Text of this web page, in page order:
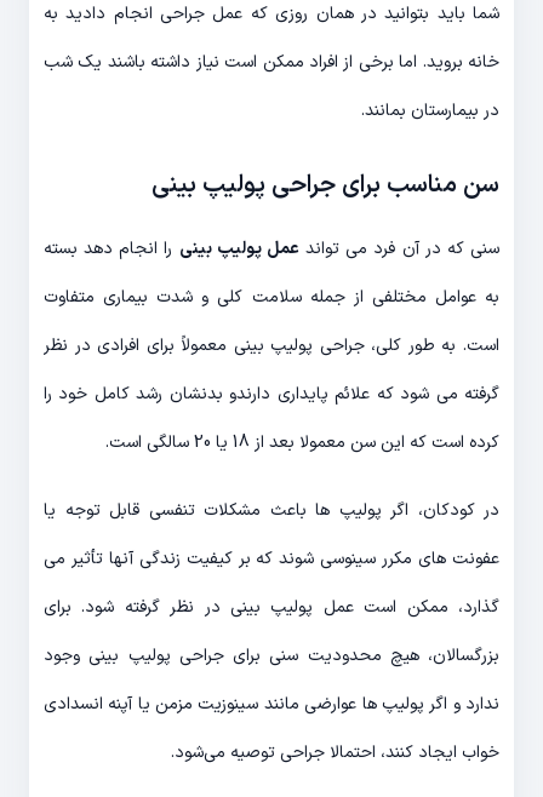
شما باید بتوانید در همان روزی که عمل جراحی انجام دادید به
خانه بروید. اما برخی از افراد ممکن است نیاز داشته باشند یک شب
در بیمارستان بمانند.
سن مناسب برای جراحی پولیپ بینی
سنی که در آن فرد می تواند عمل پولیپ بینی را انجام دهد بسته
به عوامل مختلفی از جمله سلامت کلی و شدت بیماری متفاوت
است. به طور کلی، جراحی پولیپ بینی معمولاً برای افرادی در نظر
گرفته می شود که علائم پایداری دارندو بدنشان رشد کامل خود را
کرده است که این سن معمولا بعد از 18 یا 20 سالگی است.
در کودکان، اگر پولیپ ها باعث مشکلات تنفسی قابل توجه یا
عفونت های مکرر سینوسی شوند که بر کیفیت زندگی آنها تأثیر می
گذارد، ممکن است عمل پولیپ بینی در نظر گرفته شود. برای
بزرگسالان، هیچ محدودیت سنی برای جراحی پولیپ بینی وجود
ندارد و اگر پولیپ ها عوارضی مانند سینوزیت مزمن یا آپنه انسدادی
خواب ایجاد کنند، احتمالا جراحی توصیه می‌شود.